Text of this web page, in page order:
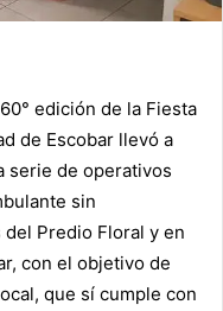
edición de la Fiesta
de Escobar llevó a
serie de operativos
sin
Predio Floral y en
con el objetivo de
que sí cumple con